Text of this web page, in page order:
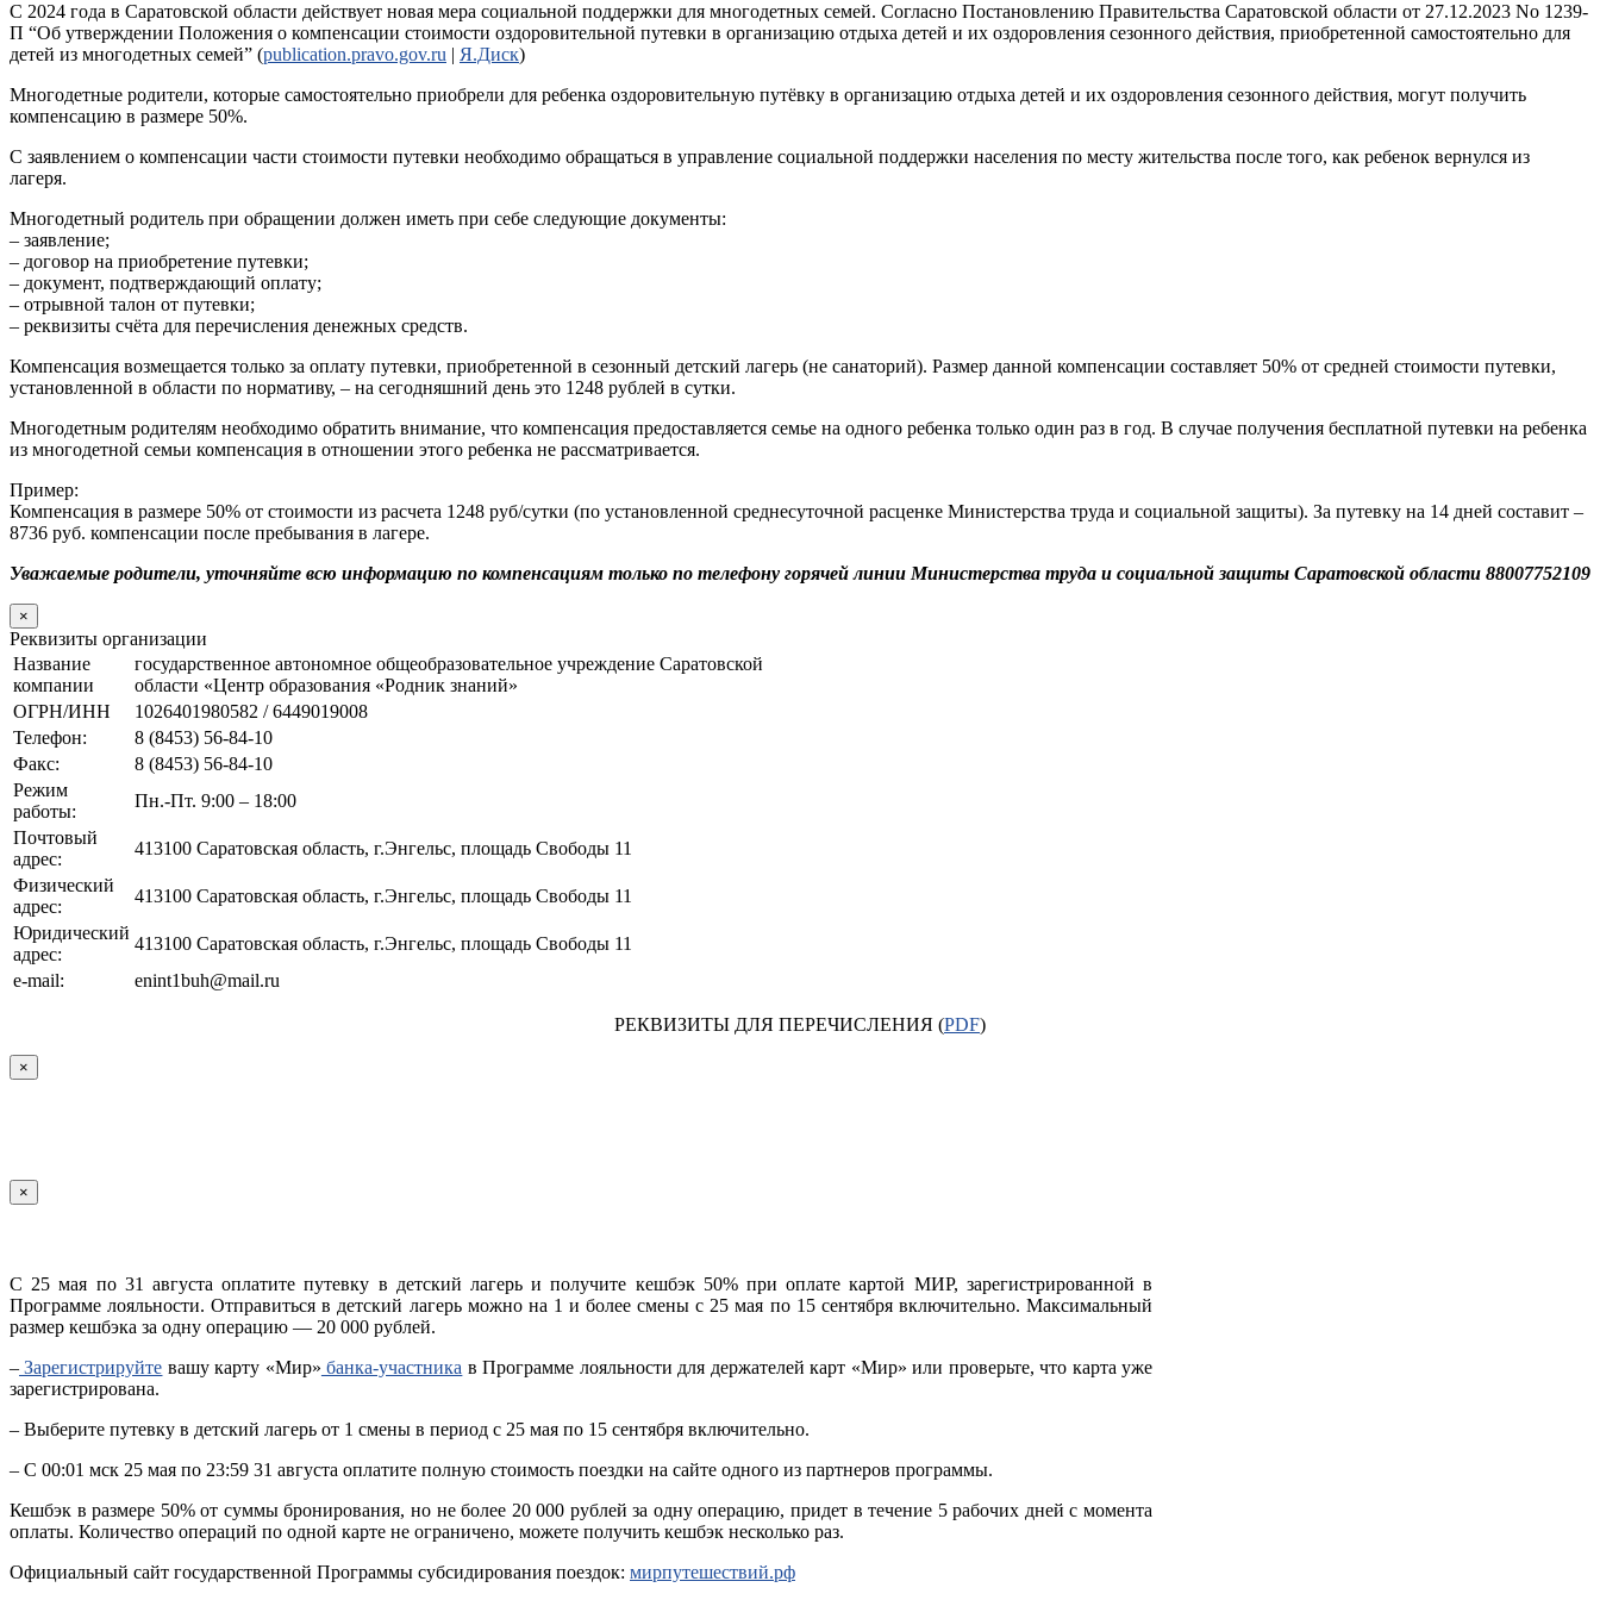
С 2024 года в Саратовской области действует новая мера социальной поддержки для многодетных семей. Согласно Постановлению Правительства Саратовской области от 27.12.2023 No 1239-
П “Об утверждении Положения о компенсации стоимости оздоровительной путевки в организацию отдыха детей и их оздоровления сезонного действия, приобретенной самостоятельно для
детей из многодетных семей” (publication.pravo.gov.ru | Я.Диск)
Многодетные родители, которые самостоятельно приобрели для ребенка оздоровительную путёвку в организацию отдыха детей и их оздоровления сезонного действия, могут получить
компенсацию в размере 50%.
С заявлением о компенсации части стоимости путевки необходимо обращаться в управление социальной поддержки населения по месту жительства после того, как ребенок вернулся из
лагеря.
Многодетный родитель при обращении должен иметь при себе следующие документы:
– заявление;
– договор на приобретение путевки;
– документ, подтверждающий оплату;
– отрывной талон от путевки;
– реквизиты счёта для перечисления денежных средств.
Компенсация возмещается только за оплату путевки, приобретенной в сезонный детский лагерь (не санаторий). Размер данной компенсации составляет 50% от средней стоимости путевки,
установленной в области по нормативу, – на сегодняшний день это 1248 рублей в сутки.
Многодетным родителям необходимо обратить внимание, что компенсация предоставляется семье на одного ребенка только один раз в год. В случае получения бесплатной путевки на ребенка
из многодетной семьи компенсация в отношении этого ребенка не рассматривается.
Пример:
Компенсация в размере 50% от стоимости из расчета 1248 руб/сутки (по установленной среднесуточной расценке Министерства труда и социальной защиты). За путевку на 14 дней составит –
8736 руб. компенсации после пребывания в лагере.
Уважаемые родители, уточняйте всю информацию по компенсациям только по телефону горячей линии Министерства труда и социальной защиты Саратовской области 88007752109
×
Реквизиты организации
Название
компании
государственное автономное общеобразовательное учреждение Саратовской
области «Центр образования «Родник знаний»
ОГРН/ИНН
1026401980582 / 6449019008
Телефон:
8 (8453) 56-84-10
Факс:
8 (8453) 56-84-10
Режим
работы:
Пн.-Пт. 9:00 – 18:00
Почтовый
адрес:
413100 Саратовская область, г.Энгельс, площадь Свободы 11
Физический
адрес:
413100 Саратовская область, г.Энгельс, площадь Свободы 11
Юридический
адрес:
413100 Саратовская область, г.Энгельс, площадь Свободы 11
e-mail:
enint1buh@mail.ru
РЕКВИЗИТЫ ДЛЯ ПЕРЕЧИСЛЕНИЯ (PDF)
×
×
С 25 мая по 31 августа оплатите путевку в детский лагерь и получите кешбэк 50% при оплате картой МИР, зарегистрированной в
Программе лояльности. Отправиться в детский лагерь можно на 1 и более смены с 25 мая по 15 сентября включительно. Максимальный
размер кешбэка за одну операцию — 20 000 рублей.
– Зарегистрируйте вашу карту «Мир» банка-участника в Программе лояльности для держателей карт «Мир» или проверьте, что карта уже
зарегистрирована.
– Выберите путевку в детский лагерь от 1 смены в период с 25 мая по 15 сентября включительно.
– С 00:01 мск 25 мая по 23:59 31 августа оплатите полную стоимость поездки на сайте одного из партнеров программы.
Кешбэк в размере 50% от суммы бронирования, но не более 20 000 рублей за одну операцию, придет в течение 5 рабочих дней с момента
оплаты. Количество операций по одной карте не ограничено, можете получить кешбэк несколько раз.
Официальный сайт государственной Программы субсидирования поездок: мирпутешествий.рф